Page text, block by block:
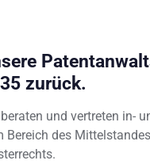
zurück.
und vertreten in-
Bereich des